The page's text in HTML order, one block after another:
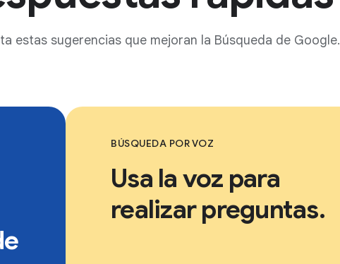
estas sugerencias que mejoran la Búsqueda de Google.
BÚSQUEDA POR VOZ
Usa la voz para
realizar preguntas.